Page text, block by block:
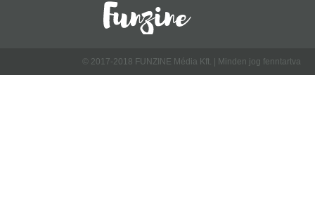
© 2017-2018 FUNZINE Média Kft. | Minden jog fenntartva